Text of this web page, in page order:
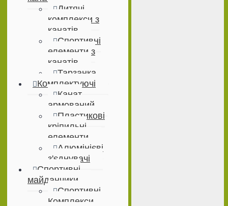
Дитячі
комплекси з
канатів
Спортивні
елементи з
канатів
Тарзанка
Комплектуючі
Канат
армований
Пластикові
кріпильні
елементи
Алюмінієві
з'єднувачі
Спортивні
майданчики
Спортивні
Комплекси